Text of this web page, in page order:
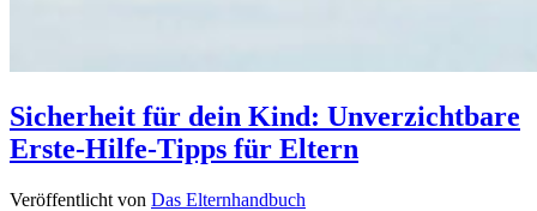
Sicherheit für dein Kind: Unverzichtbare
Erste-Hilfe-Tipps für Eltern
Veröffentlicht von Das Elternhandbuch